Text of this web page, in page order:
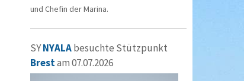
und Chefin der Marina.
SYNYALAbesuchte Stützpunkt
Brestam 07.07.2026